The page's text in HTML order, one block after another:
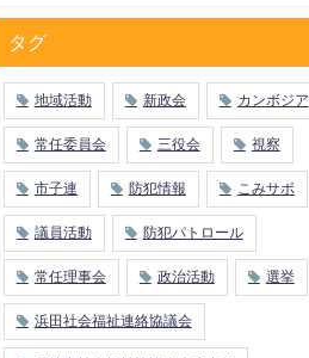
タグ
地域活動 新政会 カンボジア
常任委員会 三役会 視察
市子連 防犯情報 こみサポ
議員活動 防犯パトロール
常任理事会 政治活動 選挙
浜田社会福祉連絡協議会